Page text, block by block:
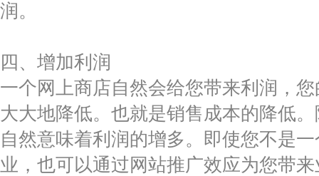
润。
四、增加利润
一个网上商店自然会给您带来利润，
大大地降低。也就是销售成本的降低
自然意味着利润的增多。即使您不是
业，也可以通过网站推广效应为您带